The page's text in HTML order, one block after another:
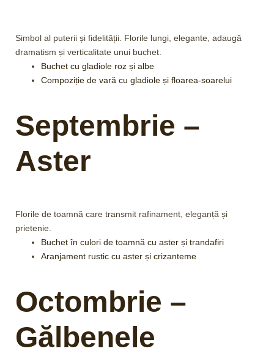
Simbol al puterii și fidelității. Florile lungi, elegante, adaugă
dramatism și verticalitate unui buchet.
Buchet cu gladiole roz și albe
Compoziție de vară cu gladiole și floarea-soarelui
Septembrie –
Aster
Florile de toamnă care transmit rafinament, eleganță și
prietenie.
Buchet în culori de toamnă cu aster și trandafiri
Aranjament rustic cu aster și crizanteme
Octombrie –
Gălbenele